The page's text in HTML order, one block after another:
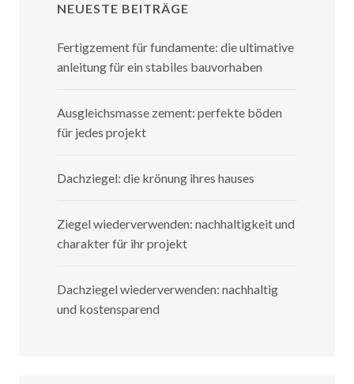
NEUESTE BEITRÄGE
Fertigzement für fundamente: die ultimative
anleitung für ein stabiles bauvorhaben
Ausgleichsmasse zement: perfekte böden
für jedes projekt
Dachziegel: die krönung ihres hauses
Ziegel wiederverwenden: nachhaltigkeit und
charakter für ihr projekt
Dachziegel wiederverwenden: nachhaltig
und kostensparend